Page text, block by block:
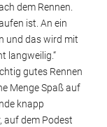
dem Rennen.
ist. An ein
und das wird mit
langweilig.“
gutes Rennen
Menge Spaß auf
knapp
auf dem Podest